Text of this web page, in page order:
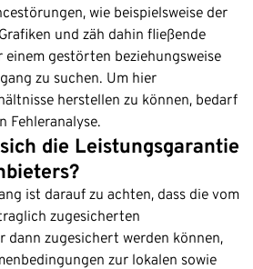
wie beispielsweise der
und zäh dahin fließende
gestörten beziehungsweise
zu suchen. Um hier
herstellen zu können, bedarf
Fehleranalyse.
die Leistungsgarantie
ist darauf zu achten, dass die vom
zugesicherten
dann zugesichert werden können,
zur lokalen sowie